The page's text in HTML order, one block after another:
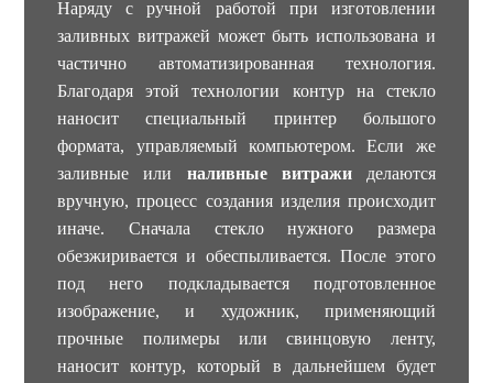
Наряду с ручной работой при изготовлении
заливных витражей может быть использована и
частично автоматизированная технология.
Благодаря этой технологии контур на стекло
наносит специальный принтер большого
формата, управляемый компьютером. Если же
заливные или наливные витражиделаются
вручную, процесс создания изделия происходит
иначе. Сначала стекло нужного размера
обезжиривается и обеспыливается. После этого
под него подкладывается подготовленное
изображение, и художник, применяющий
прочные полимеры или свинцовую ленту,
наносит контур, который в дальнейшем будет